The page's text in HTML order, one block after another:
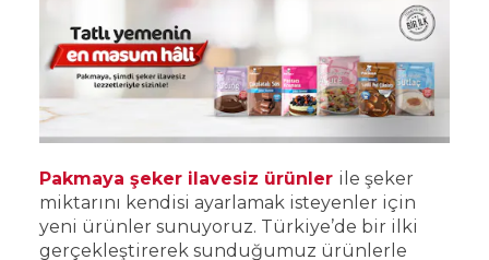
Pakmaya şeker ilavesiz ürünler ile şeker
miktarını kendisi ayarlamak isteyenler için
yeni ürünler sunuyoruz. Türkiye’de bir ilki
gerçekleştirerek sunduğumuz ürünlerle